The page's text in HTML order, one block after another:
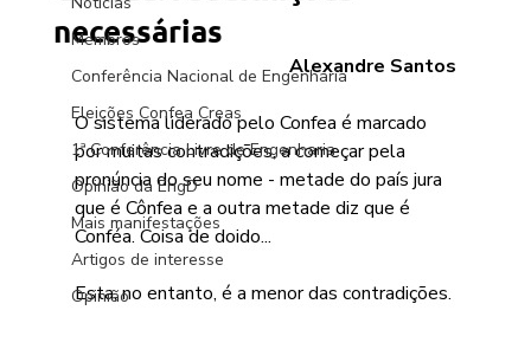
Membros
Conferência Nacional de Engenharia
Eleições Confea Creas
1ª Conferência Livre de Engenharia
Opinião da EngD
Mais manifestações
Artigos de interesse
Opinião
necessárias
Alexandre Santos
O sistema liderado pelo Confea é marcado
por muitas contradições, a começar pela
pronúncia do seu nome - metade do país jura
que é Cônfea e a outra metade diz que é
Conféa. Coisa de doido...
Esta, no entanto, é a menor das contradições.